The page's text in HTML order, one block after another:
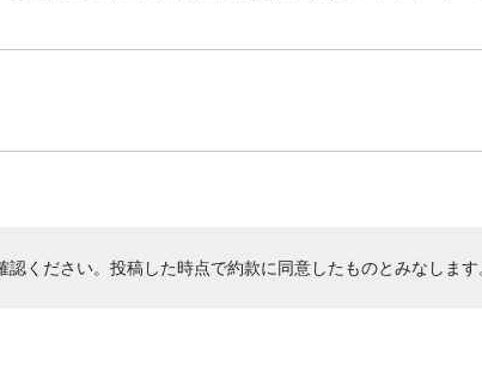
認ください。投稿した時点で約款に同意したものとみなします